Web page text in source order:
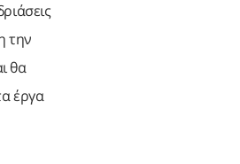
την
θα
έργα